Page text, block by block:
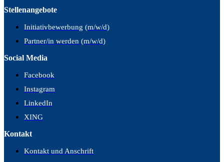
Stellenangebote
Initiativbewerbung (m/w/d)
Partner/in werden (m/w/d)
Social Media
Facebook
Instagram
LinkedIn
XING
Kontakt
Kontakt und Anschrift